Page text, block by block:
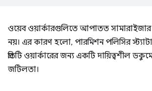
ওয়েব ওয়ার্কারগুলিতে আপাতত
নয়। এর কারণ হলো, পারমিশন পলিসির
প্রতিটি ওয়ার্কারের জন্য একটি দায়িত্বশীল
জটিলতা।